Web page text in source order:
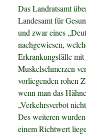
Das Landratsamt
Landesamt für
und zwar eines
nachgewiesen,
Erkrankungsfälle
Muskelschmerzen
vorliegenden rohen
wenn man das
„Verkehrsverbot
Des weiteren
einem Richtwert